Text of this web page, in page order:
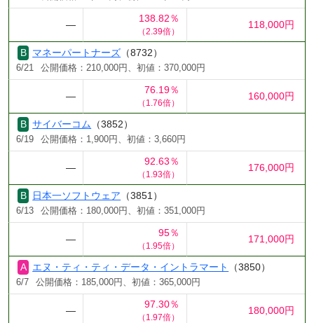
―
138.82％
（2.39倍）
118,000円
マネーパートナーズ （8732）
6/21 公開価格：210,000円、初値：370,000円
―
76.19％
（1.76倍）
160,000円
サイバーコム （3852）
6/19 公開価格：1,900円、初値：3,660円
―
92.63％
（1.93倍）
176,000円
日本一ソフトウェア （3851）
6/13 公開価格：180,000円、初値：351,000円
―
95％
（1.95倍）
171,000円
エヌ・ティ・ティ・データ・イントラマート （3850）
6/7 公開価格：185,000円、初値：365,000円
―
97.30％
（1.97倍）
180,000円